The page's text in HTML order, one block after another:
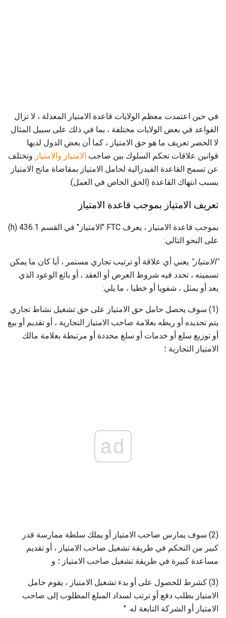
في حين اعتمدت معظم الولايات قاعدة الامتياز المعدلة ، لا تزال
القواعد في بعض الولايات مختلفة ، بما في ذلك على سبيل المثال
لا الحصر تعريف ما هو حق الامتياز ، كما أن بعض الدول لديها
قوانين علاقات تحكم السلوك بين صاحب الامتياز والامتياز وتختلف
عن تسمح القاعدة الفيدرالية لحامل الامتياز بمقاضاة مانح الامتياز
بسبب انتهاك القاعدة (الحق الخاص في العمل).
تعريف الامتياز بموجب قاعدة الامتياز
بموجب قاعدة الامتياز ، يعرف FTC "الامتياز" في القسم 436.1 (h)
على النحو التالي:
"الامتياز" يعني أي علاقة أو ترتيب تجاري مستمر ، أيا كان ما يمكن
تسميته ، تحدد فيه شروط العرض أو العقد ، أو بائع الوعود الذي
يعد أو يمثل ، شفويا أو خطيا ، ما يلي:
(1) سوف يحصل حامل حق الامتياز على حق تشغيل نشاط تجاري
يتم تحديده أو ربطه بعلامة صاحب الامتياز التجارية ، أو تقديم أو بيع
أو توزيع سلع أو خدمات أو سلع محددة أو مرتبطة بعلامة مالك
الامتياز التجارية ؛
ad
(2) سوف يمارس صاحب الامتياز أو يملك سلطة ممارسة قدر
كبير من التحكم في طريقة تشغيل صاحب الامتياز ، أو تقديم
مساعدة كبيرة في طريقة تشغيل صاحب الامتياز ؛ و
(3) كشرط للحصول على أو بدء تشغيل الامتياز ، يقوم حامل
الامتياز بطلب دفع أو ترتب لسداد المبلغ المطلوب إلى صاحب
الامتياز أو الشركة التابعة له. "